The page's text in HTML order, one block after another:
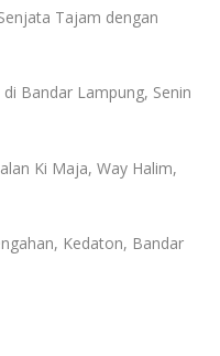
Tajam dengan
Bandar Lampung, Senin
Ki Maja, Way Halim,
Kedaton, Bandar